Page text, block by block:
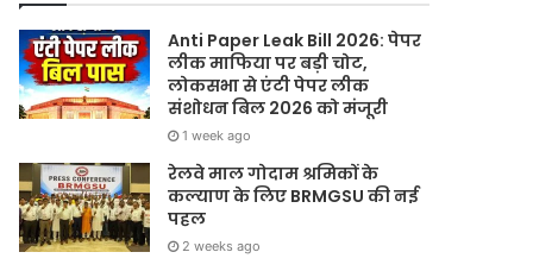
Anti Paper Leak Bill 2026: पेपर
लीक माफिया पर बड़ी चोट,
लोकसभा से एंटी पेपर लीक
संशोधन बिल 2026 को मंजूरी
1 week ago
रेलवे माल गोदाम श्रमिकों के
कल्याण के लिए BRMGSU की नई
पहल
2 weeks ago